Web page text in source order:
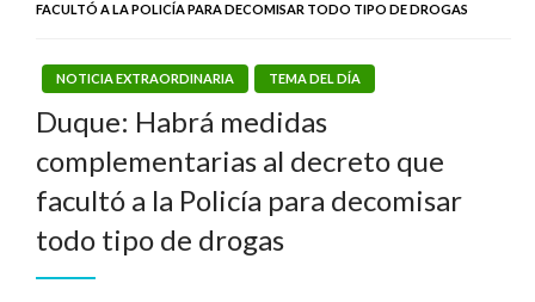
FACULTÓ A LA POLICÍA PARA DECOMISAR TODO TIPO DE DROGAS
NOTICIA EXTRAORDINARIA TEMA DEL DÍA
Duque: Habrá medidas
complementarias al decreto que
facultó a la Policía para decomisar
todo tipo de drogas